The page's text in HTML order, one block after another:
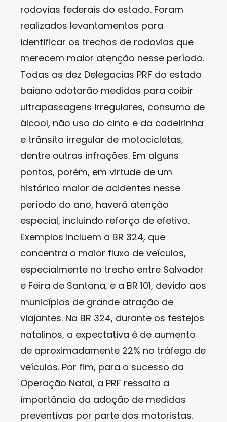
rodovias federais do estado. Foram
realizados levantamentos para
identificar os trechos de rodovias que
merecem maior atenção nesse período.
Todas as dez Delegacias PRF do estado
baiano adotarão medidas para coibir
ultrapassagens irregulares, consumo de
álcool, não uso do cinto e da cadeirinha
e trânsito irregular de motocicletas,
dentre outras infrações. Em alguns
pontos, porém, em virtude de um
histórico maior de acidentes nesse
período do ano, haverá atenção
especial, incluindo reforço de efetivo.
Exemplos incluem a BR 324, que
concentra o maior fluxo de veículos,
especialmente no trecho entre Salvador
e Feira de Santana, e a BR 101, devido aos
municípios de grande atração de
viajantes. Na BR 324, durante os festejos
natalinos, a expectativa é de aumento
de aproximadamente 22% no tráfego de
veículos. Por fim, para o sucesso da
Operação Natal, a PRF ressalta a
importância da adoção de medidas
preventivas por parte dos motoristas.